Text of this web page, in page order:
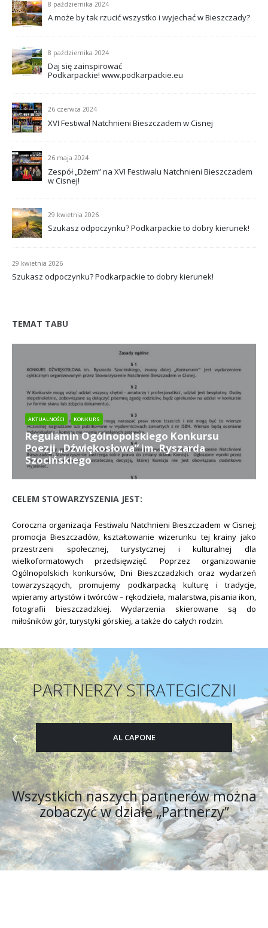
8 października 2024
A może by tak rzucić wszystko i wyjechać w Bieszczady?
8 października 2024
Daj się zainspirować
Podkarpackie! www.podkarpackie.eu
26 czerwca 2024
XVI Festiwal Natchnieni Bieszczadem w Cisnej
26 maja 2024
Zespół „Dżem” na XVI Festiwalu Natchnieni Bieszczadem
w Cisnej!
29 kwietnia 2026
Szukasz odpoczynku? Podkarpackie to dobry kierunek!
29 kwietnia 2026
Szukasz odpoczynku? Podkarpackie to dobry kierunek!
TEMAT TABU
AKTUALNOŚCI KONKURS
Regulamin Ogólnopolskiego Konkursu
Poezji „Dźwiękosłowa” im. Ryszarda
Szocińskiego
Ogłaszamy Regulamin Ogólnopolskiego Konkursu Poezji "Dźwiękosłowa"
w Cisnej 20-21 SIERPNIA 2021. Więcej informacji na temat zgłoszeń znajduje
CELEM STOWARZYSZENIA JEST:
Coroczna organizacja Festiwalu Natchnieni Bieszczadem w Cisnej;
promocja Bieszczadów, kształtowanie wizerunku tej krainy jako
przestrzeni społecznej, turystycznej i kulturalnej dla
wielkoformatowych przedsięwzięć. Poprzez organizowanie
Ogólnopolskich konkursów, Dni Bieszczadzkich oraz wydarzeń
towarzyszących, promujemy podkarpacką kulturę i tradycje,
wpieramy artystów i twórców – rękodzieła, malarstwa, pisania ikon,
fotografii bieszczadzkiej. Wydarzenia skierowane są do
miłośników gór, turystyki górskiej, a także do całych rodzin.
PARTNERZY STRATEGICZNI
AL CAPONE
Wszystkich naszych partnerów można
zobaczyć w działe „Partnerzy”